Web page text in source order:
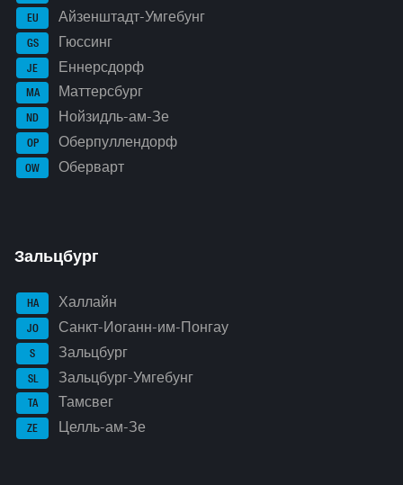
EU Айзенштадт-Умгебунг
GS Гюссинг
JE Еннерсдорф
MA Маттерсбург
ND Нойзидль-ам-Зе
OP Оберпуллендорф
OW Оберварт
Зальцбург
HA Халлайн
JO Санкт-Иоганн-им-Понгау
S Зальцбург
SL Зальцбург-Умгебунг
TA Тамсвег
ZE Целль-ам-Зе